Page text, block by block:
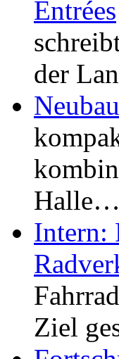
Entrées
der
Halle…
Intern:
Ziel